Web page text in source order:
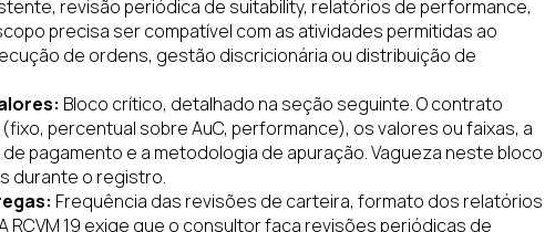
revisão periódica de suitability, relatórios de performance,
precisa ser compatível com as atividades permitidas ao
de ordens, gestão discricionária ou distribuição de
Bloco crítico, detalhado na seção seguinte. O contrato
percentual sobre AuC, performance), os valores ou faixas, a
pagamento e a metodologia de apuração. Vagueza neste bloco
durante o registro.
Frequência das revisões de carteira, formato dos relatórios
RCVM 19 exige que o consultor faça revisões periódicas de